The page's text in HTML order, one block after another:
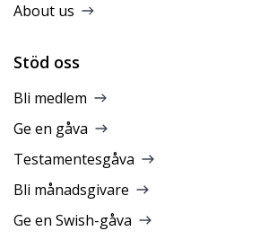
About us
Stöd oss
Bli medlem
Ge en gåva
Testamentesgåva
Bli månadsgivare
Ge en Swish-gåva